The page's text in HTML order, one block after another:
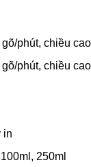
phút, chiều
phút, chiều
in
250ml